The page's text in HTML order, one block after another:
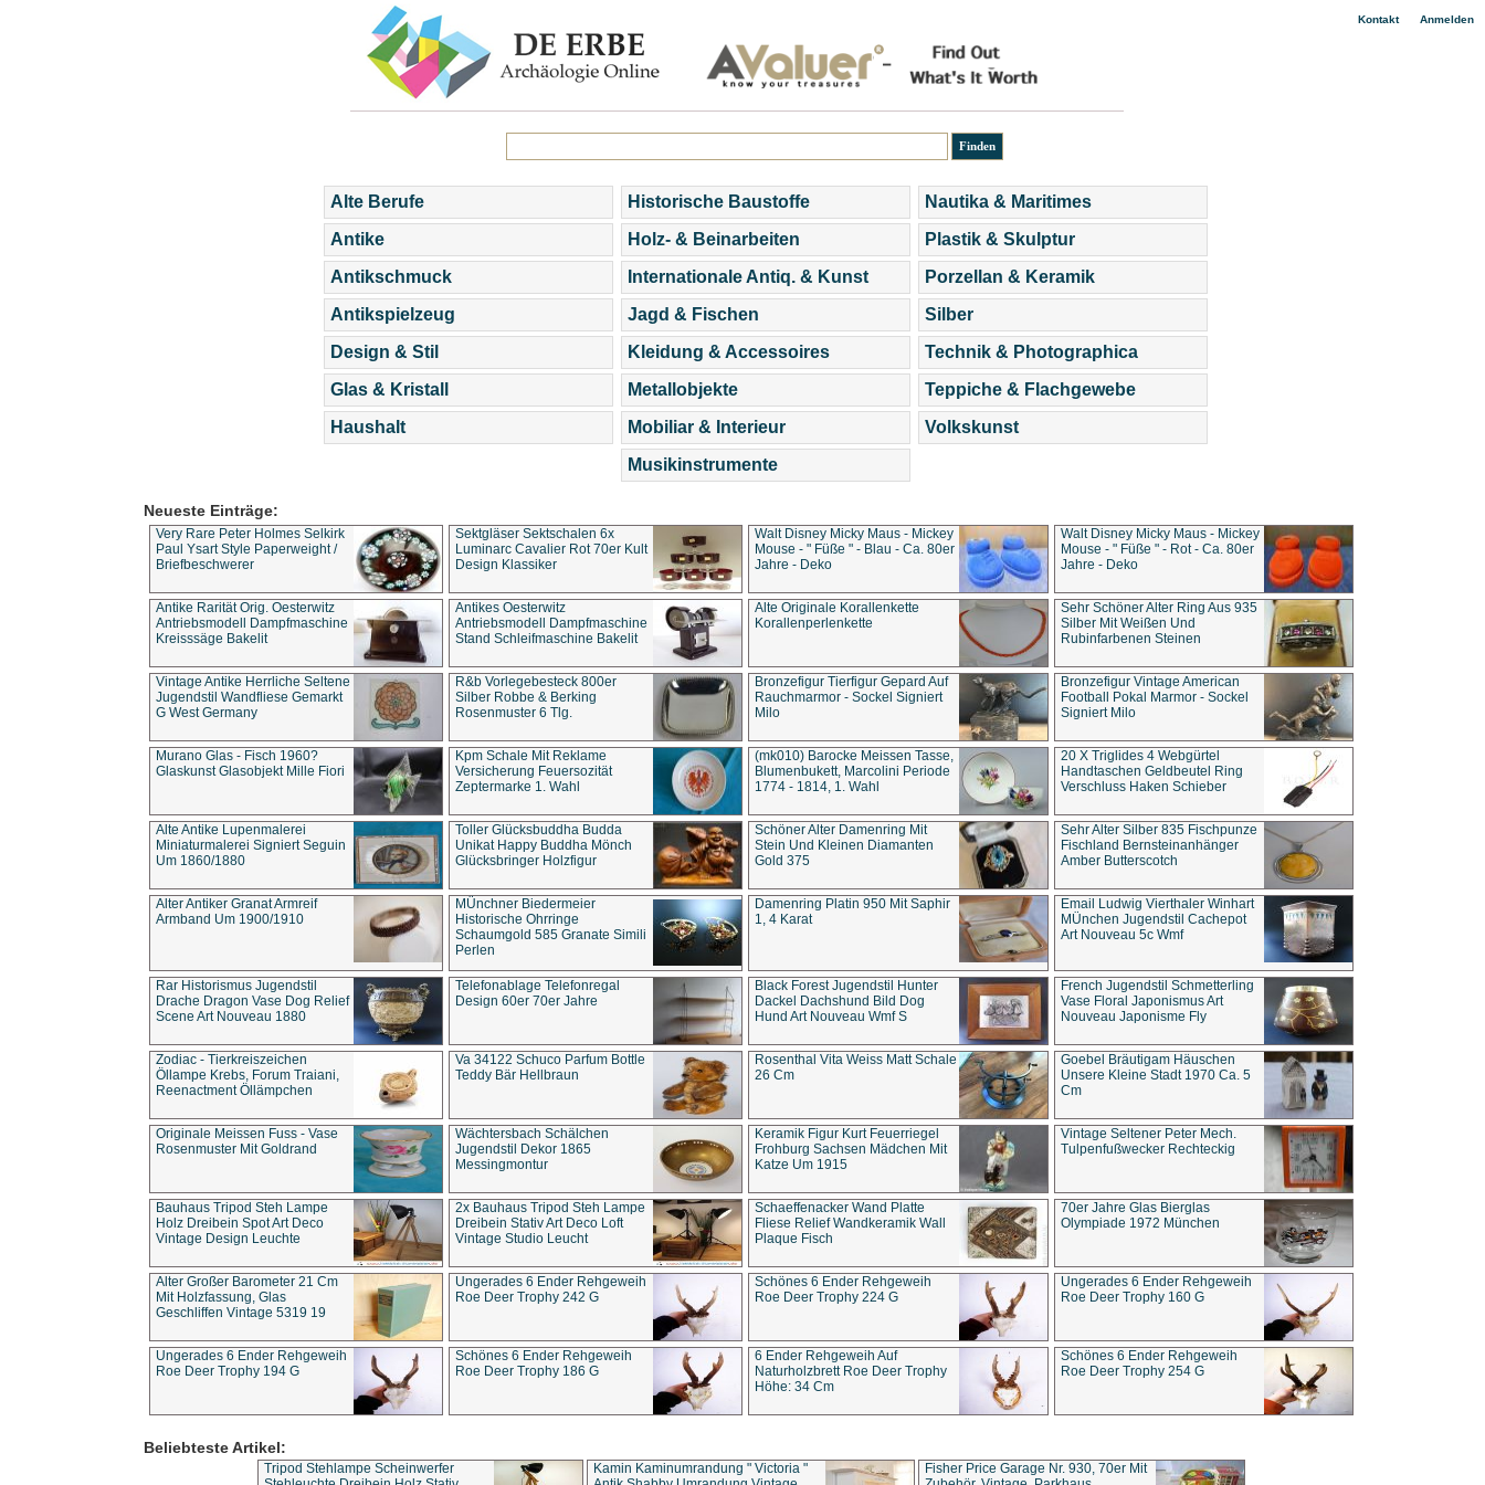
Kontakt| Anmelden
Alte Berufe
Antike
Antikschmuck
Antikspielzeug
Design & Stil
Glas & Kristall
Haushalt
Historische Baustoffe
Holz- & Beinarbeiten
Internationale Antiq. & Kunst
Jagd & Fischen
Kleidung & Accessoires
Metallobjekte
Mobiliar & Interieur
Musikinstrumente
Nautika & Maritimes
Plastik & Skulptur
Porzellan & Keramik
Silber
Technik & Photographica
Teppiche & Flachgewebe
Volkskunst
Neueste Einträge:
Very Rare Peter Holmes Selkirk
Paul Ysart Style Paperweight /
Briefbeschwerer
Sektgläser Sektschalen 6x
Luminarc Cavalier Rot 70er Kult
Design Klassiker
Walt Disney Micky Maus - Mickey
Mouse - " Füße " - Blau - Ca. 80er
Jahre - Deko
Walt Disney Micky Maus - Mickey
Mouse - " Füße " - Rot - Ca. 80er
Jahre - Deko
Antike Rarität Orig. Oesterwitz
Antriebsmodell Dampfmaschine
Kreisssäge Bakelit
Antikes Oesterwitz
Antriebsmodell Dampfmaschine
Stand Schleifmaschine Bakelit
Alte Originale Korallenkette
Korallenperlenkette
Sehr Schöner Alter Ring Aus 935
Silber Mit Weißen Und
Rubinfarbenen Steinen
Vintage Antike Herrliche Seltene
Jugendstil Wandfliese Gemarkt
G West Germany
R&b Vorlegebesteck 800er
Silber Robbe & Berking
Rosenmuster 6 Tlg.
Bronzefigur Tierfigur Gepard Auf
Rauchmarmor - Sockel Signiert
Milo
Bronzefigur Vintage American
Football Pokal Marmor - Sockel
Signiert Milo
Murano Glas - Fisch 1960?
Glaskunst Glasobjekt Mille Fiori
Kpm Schale Mit Reklame
Versicherung Feuersozität
Zeptermarke 1. Wahl
(mk010) Barocke Meissen Tasse,
Blumenbukett, Marcolini Periode
1774 - 1814, 1. Wahl
20 X Triglides 4 Webgürtel
Handtaschen Geldbeutel Ring
Verschluss Haken Schieber
Alte Antike Lupenmalerei
Miniaturmalerei Signiert Seguin
Um 1860/1880
Toller Glücksbuddha Budda
Unikat Happy Buddha Mönch
Glücksbringer Holzfigur
Schöner Alter Damenring Mit
Stein Und Kleinen Diamanten
Gold 375
Sehr Alter Silber 835 Fischpunze
Fischland Bernsteinanhänger
Amber Butterscotch
Alter Antiker Granat Armreif
Armband Um 1900/1910
MÜnchner Biedermeier
Historische Ohrringe
Schaumgold 585 Granate Simili
Perlen
Damenring Platin 950 Mit Saphir
1, 4 Karat
Email Ludwig Vierthaler Winhart
MÜnchen Jugendstil Cachepot
Art Nouveau 5c Wmf
Rar Historismus Jugendstil
Drache Dragon Vase Dog Relief
Scene Art Nouveau 1880
Telefonablage Telefonregal
Design 60er 70er Jahre
Black Forest Jugendstil Hunter
Dackel Dachshund Bild Dog
Hund Art Nouveau Wmf S
French Jugendstil Schmetterling
Vase Floral Japonismus Art
Nouveau Japonisme Fly
Zodiac - Tierkreiszeichen
Öllampe Krebs, Forum Traiani,
Reenactment Öllämpchen
Va 34122 Schuco Parfum Bottle
Teddy Bär Hellbraun
Rosenthal Vita Weiss Matt Schale
26 Cm
Goebel Bräutigam Häuschen
Unsere Kleine Stadt 1970 Ca. 5
Cm
Originale Meissen Fuss - Vase
Rosenmuster Mit Goldrand
Wächtersbach Schälchen
Jugendstil Dekor 1865
Messingmontur
Keramik Figur Kurt Feuerriegel
Frohburg Sachsen Mädchen Mit
Katze Um 1915
Vintage Seltener Peter Mech.
Tulpenfußwecker Rechteckig
Bauhaus Tripod Steh Lampe
Holz Dreibein Spot Art Deco
Vintage Design Leuchte
2x Bauhaus Tripod Steh Lampe
Dreibein Stativ Art Deco Loft
Vintage Studio Leucht
Schaeffenacker Wand Platte
Fliese Relief Wandkeramik Wall
Plaque Fisch
70er Jahre Glas Bierglas
Olympiade 1972 München
Alter Großer Barometer 21 Cm
Mit Holzfassung, Glas
Geschliffen Vintage 5319 19
Ungerades 6 Ender Rehgeweih
Roe Deer Trophy 242 G
Schönes 6 Ender Rehgeweih
Roe Deer Trophy 224 G
Ungerades 6 Ender Rehgeweih
Roe Deer Trophy 160 G
Ungerades 6 Ender Rehgeweih
Roe Deer Trophy 194 G
Schönes 6 Ender Rehgeweih
Roe Deer Trophy 186 G
6 Ender Rehgeweih Auf
Naturholzbrett Roe Deer Trophy
Höhe: 34 Cm
Schönes 6 Ender Rehgeweih
Roe Deer Trophy 254 G
Beliebteste Artikel:
Tripod Stehlampe Scheinwerfer
Kamin Kaminumrandung " Victoria "
Fisher Price Garage Nr. 930, 70er Mit